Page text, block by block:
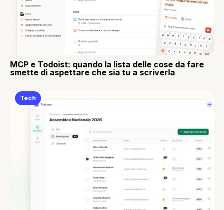
MCP e Todoist: quando la lista delle cose da fare
smette di aspettare che sia tu a scriverla
Tech